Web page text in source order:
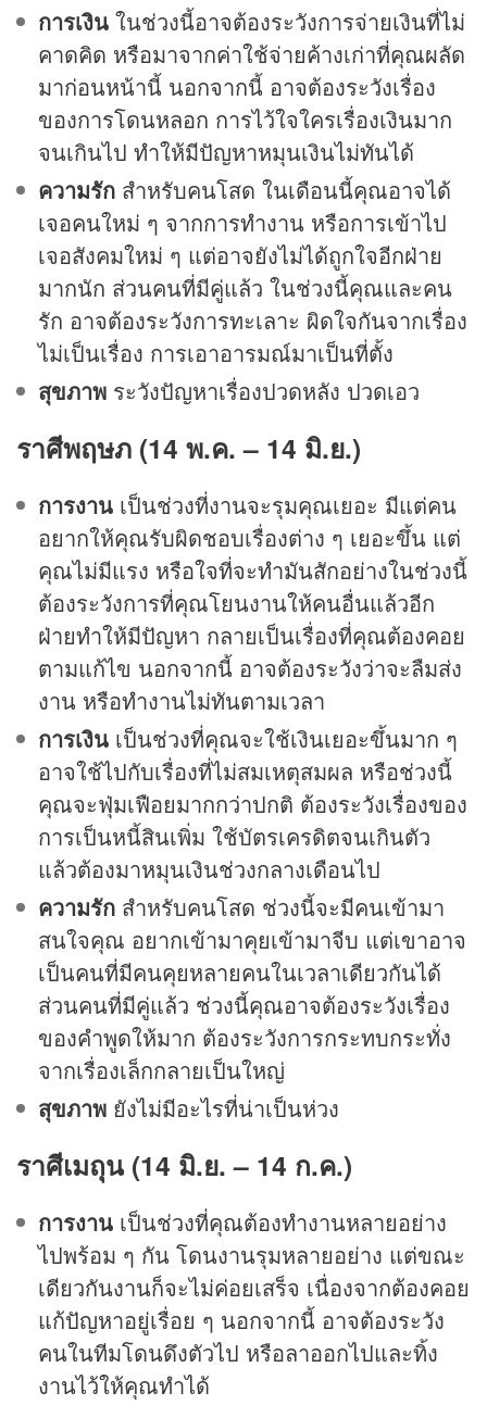
การเงิน ในช่วงนี้อาจต้องระวังการจ่ายเงินที่ไม่
คาดคิด หรือมาจากค่าใช้จ่ายค้างเก่าที่คุณผลัด
มาก่อนหน้านี้ นอกจากนี้ อาจต้องระวังเรื่อง
ของการโดนหลอก การไว้ใจใครเรื่องเงินมาก
จนเกินไป ทำให้มีปัญหาหมุนเงินไม่ทันได้
ความรัก สำหรับคนโสด ในเดือนนี้คุณอาจได้
เจอคนใหม่ ๆ จากการทำงาน หรือการเข้าไป
เจอสังคมใหม่ ๆ แต่อาจยังไม่ได้ถูกใจอีกฝ่าย
มากนัก ส่วนคนที่มีคู่แล้ว ในช่วงนี้คุณและคน
รัก อาจต้องระวังการทะเลาะ ผิดใจกันจากเรื่อง
ไม่เป็นเรื่อง การเอาอารมณ์มาเป็นที่ตั้ง
สุขภาพ ระวังปัญหาเรื่องปวดหลัง ปวดเอว
ราศีพฤษภ (14 พ.ค. – 14 มิ.ย.)
การงาน เป็นช่วงที่งานจะรุมคุณเยอะ มีแต่คน
อยากให้คุณรับผิดชอบเรื่องต่าง ๆ เยอะขึ้น แต่
คุณไม่มีแรง หรือใจที่จะทำมันสักอย่างในช่วงนี้
ต้องระวังการที่คุณโยนงานให้คนอื่นแล้วอีก
ฝ่ายทำให้มีปัญหา กลายเป็นเรื่องที่คุณต้องคอย
ตามแก้ไข นอกจากนี้ อาจต้องระวังว่าจะลืมส่ง
งาน หรือทำงานไม่ทันตามเวลา
การเงิน เป็นช่วงที่คุณจะใช้เงินเยอะขึ้นมาก ๆ
อาจใช้ไปกับเรื่องที่ไม่สมเหตุสมผล หรือช่วงนี้
คุณจะฟุ่มเฟือยมากกว่าปกติ ต้องระวังเรื่องของ
การเป็นหนี้สินเพิ่ม ใช้บัตรเครดิตจนเกินตัว
แล้วต้องมาหมุนเงินช่วงกลางเดือนไป
ความรัก สำหรับคนโสด ช่วงนี้จะมีคนเข้ามา
สนใจคุณ อยากเข้ามาคุยเข้ามาจีบ แต่เขาอาจ
เป็นคนที่มีคนคุยหลายคนในเวลาเดียวกันได้
ส่วนคนที่มีคู่แล้ว ช่วงนี้คุณอาจต้องระวังเรื่อง
ของคำพูดให้มาก ต้องระวังการกระทบกระทั่ง
จากเรื่องเล็กกลายเป็นใหญ่
สุขภาพ ยังไม่มีอะไรที่น่าเป็นห่วง
ราศีเมถุน (14 มิ.ย. – 14 ก.ค.)
การงาน เป็นช่วงที่คุณต้องทำงานหลายอย่าง
ไปพร้อม ๆ กัน โดนงานรุมหลายอย่าง แต่ขณะ
เดียวกันงานก็จะไม่ค่อยเสร็จ เนื่องจากต้องคอย
แก้ปัญหาอยู่เรื่อย ๆ นอกจากนี้ อาจต้องระวัง
คนในทีมโดนดึงตัวไป หรือลาออกไปและทิ้ง
งานไว้ให้คุณทำได้